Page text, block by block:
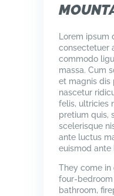
Lorem ipsum
consectetuer
commodo
massa. Cum
et magnis dis
nascetur
felis, ultricies
pretium quis,
scelerisque
ante luctus
euismod ante
They come in
four-
bathroom,